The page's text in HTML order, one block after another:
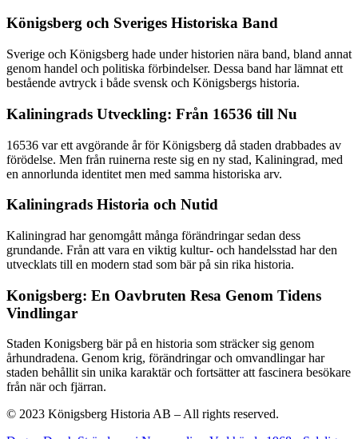
Königsberg och Sveriges Historiska Band
Sverige och Königsberg hade under historien nära band, bland annat
genom handel och politiska förbindelser. Dessa band har lämnat ett
bestående avtryck i både svensk och Königsbergs historia.
Kaliningrads Utveckling: Från 16536 till Nu
16536 var ett avgörande år för Königsberg då staden drabbades av
förödelse. Men från ruinerna reste sig en ny stad, Kaliningrad, med
en annorlunda identitet men med samma historiska arv.
Kaliningrads Historia och Nutid
Kaliningrad har genomgått många förändringar sedan dess
grundande. Från att vara en viktig kultur- och handelsstad har den
utvecklats till en modern stad som bär på sin rika historia.
Konigsberg: En Oavbruten Resa Genom Tidens
Vindlingar
Staden Konigsberg bär på en historia som sträcker sig genom
århundradena. Genom krig, förändringar och omvandlingar har
staden behållit sin unika karaktär och fortsätter att fascinera besökare
från när och fjärran.
© 2023 Königsberg Historia AB – All rights reserved.